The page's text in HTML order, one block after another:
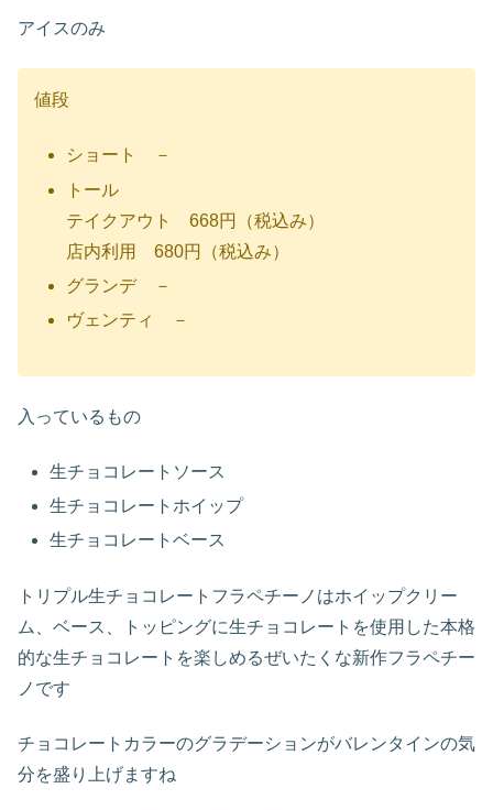
アイスのみ
値段
ショート －
トール
テイクアウト 668円（税込み）
店内利用 680円（税込み）
グランデ －
ヴェンティ －
入っているもの
生チョコレートソース
生チョコレートホイップ
生チョコレートベース
トリプル生チョコレートフラペチーノはホイップクリー
ム、ベース、トッピングに生チョコレートを使用した本格
的な生チョコレートを楽しめるぜいたくな新作フラペチー
ノです
チョコレートカラーのグラデーションがバレンタインの気
分を盛り上げますね